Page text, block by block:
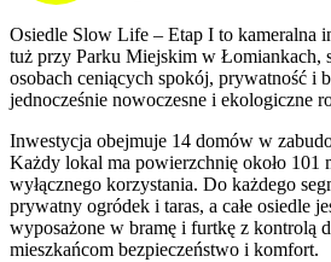
Osiedle Slow Life – Etap I to kameralna
tuż przy Parku Miejskim w Łomiankach,
osobach ceniących spokój, prywatność i
jednocześnie nowoczesne i ekologiczne
Inwestycja obejmuje 14 domów w
Każdy lokal ma powierzchnię około 101
wyłącznego korzystania. Do każdego
prywatny ogródek i taras, a całe osiedle
wyposażone w bramę i furtkę z kontrolą
mieszkańcom bezpieczeństwo i komfort.